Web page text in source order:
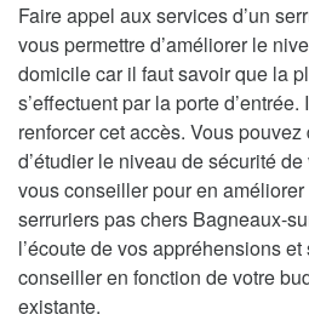
Faire appel aux services d’un
vous permettre d’améliorer le
domicile car il faut savoir que la
s’effectuent par la porte
renforcer cet accès. Vous
d’étudier le niveau de sécurité
vous conseiller pour en
serruriers pas chers Bagneaux-
l’écoute de vos appréhensions
conseiller en fonction de votre
existante.